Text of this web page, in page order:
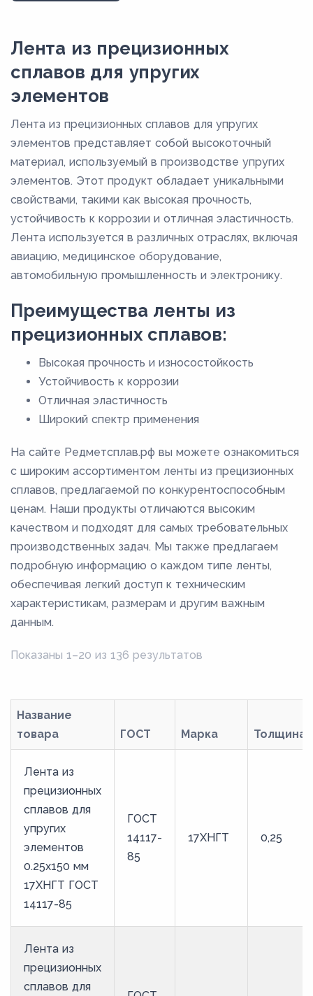
185
190
195
200
205
220
225
23
230
235
24
25
26
29
32
34
36
37
38
39
40
41
42
Лента из прецизионных
сплавов для упругих
элементов
Лента из прецизионных сплавов для упругих
элементов представляет собой высокоточный
материал, используемый в производстве упругих
элементов. Этот продукт обладает уникальными
свойствами, такими как высокая прочность,
устойчивость к коррозии и отличная эластичность.
Лента используется в различных отраслях, включая
авиацию, медицинское оборудование,
автомобильную промышленность и электронику.
Преимущества ленты из
прецизионных сплавов:
Высокая прочность и износостойкость
Устойчивость к коррозии
Отличная эластичность
Широкий спектр применения
На сайте Редметсплав.рф вы можете ознакомиться
с широким ассортиментом ленты из прецизионных
сплавов, предлагаемой по конкурентоспособным
ценам. Наши продукты отличаются высоким
качеством и подходят для самых требовательных
производственных задач. Мы также предлагаем
подробную информацию о каждом типе ленты,
обеспечивая легкий доступ к техническим
характеристикам, размерам и другим важным
данным.
Показаны 1–20 из 136 результатов
Название
товара
ГОСТ Марка Толщина
Лента из
прецизионных
сплавов для
упругих
элементов
0.25x150 мм
17ХНГТ ГОСТ
14117-85
ГОСТ
14117-
85
17ХНГТ 0,25
Лента из
прецизионных
сплавов для